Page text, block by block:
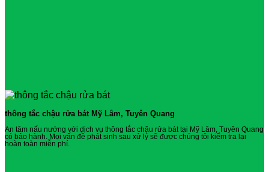
thông tắc chậu rửa bát Mỹ Lâm, Tuyên Quang
An tâm nấu nướng với dịch vụ thông tắc chậu rửa bát tại Mỹ Lâm, Tuyên Quang
có bảo hành. Mọi vấn đề phát sinh sau xử lý sẽ được chúng tôi kiểm tra lại
hoàn toàn miễn phí.